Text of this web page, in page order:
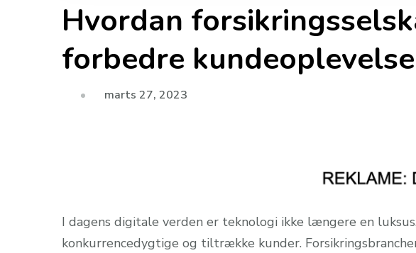
Hvordan
forbedre
marts 27, 2023
I dagens digitale verden er teknologi ikke længere en
konkurrencedygtige og tiltrække kunder.